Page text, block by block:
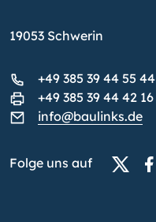
19053 Schwerin
+49 385 39 44 55 44
+49 385 39 44 42 16
info@baulinks.de
Folge uns auf